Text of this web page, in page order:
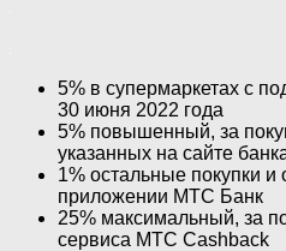
5% в супермаркетах с
30 июня 2022 года
5% повышенный, за
указанных на сайте
1% остальные покупки
приложении МТС Банк
25% максимальный, за
сервиса МТС Cashback